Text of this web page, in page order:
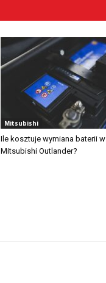
Mitsubishi
Ile kosztuje wymiana baterii w
Mitsubishi Outlander?